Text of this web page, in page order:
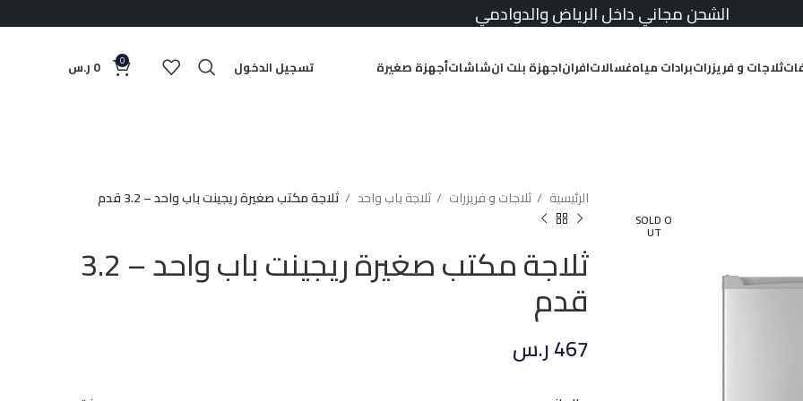
الشحن مجاني داخل الرياض والدوادمي
ثلاجات و فريزراتبرادات مياهغسالاتافراناجهزة بلت انشاشاتأجهزة صغيرة تسجيل الدخول 0
0 ر.س
SOLD O
UT
الرئيسية ثلاجات و فريزرات ثلاجة باب واحد ثلاجة مكتب صغيرة ريجينت باب واحد – 3.2 قدم
ثلاجة مكتب صغيرة ريجينت باب واحد – 3.2
قدم
467ر.س